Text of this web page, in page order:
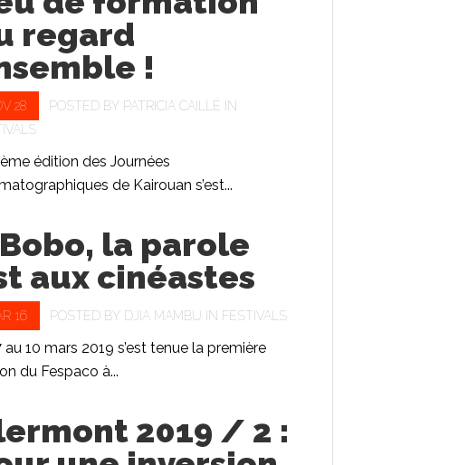
regard
!
28 POSTED BY PATRICIA CAILLÉ IN
édition des Journées
de Kairouan s’est...
la parole
aux cinéastes
16 POSTED BY DJIA MAMBU IN FESTIVALS
au 10 mars 2019 s’est tenue la première
du Fespaco à...
2019 / 2 :